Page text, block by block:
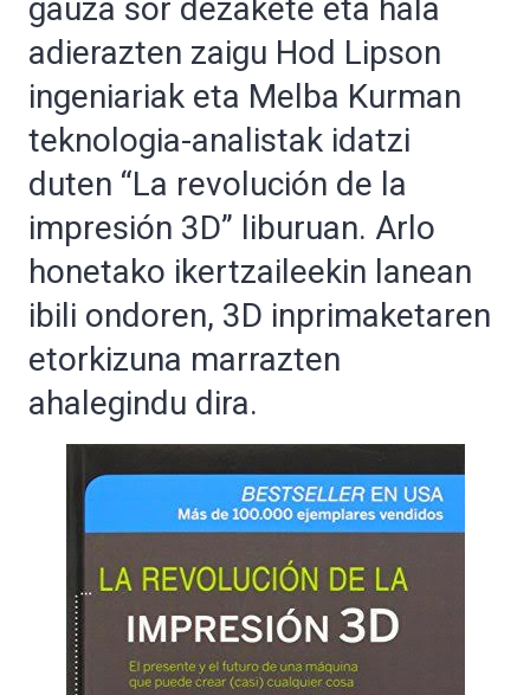
gauza sor dezakete eta hala
adierazten zaigu Hod Lipson
ingeniariak eta Melba Kurman
teknologia-analistak idatzi
duten “La revolución de la
impresión 3D” liburuan. Arlo
honetako ikertzaileekin lanean
ibili ondoren, 3D inprimaketaren
etorkizuna marrazten
ahalegindu dira.